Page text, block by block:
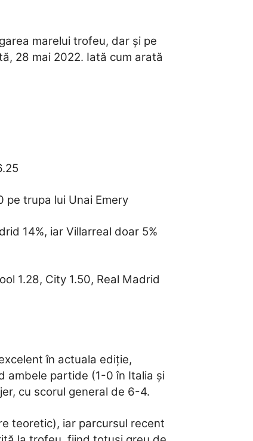
marelui trofeu, dar și pe
28 mai 2022. Iată cum arată
pe trupa lui Unai Emery
14%, iar Villarreal doar 5%
1.28, City 1.50, Real Madrid
în actuala ediție,
ambele partide (1-0 în Italia și
cu scorul general de 6-4.
teoretic), iar parcursul recent